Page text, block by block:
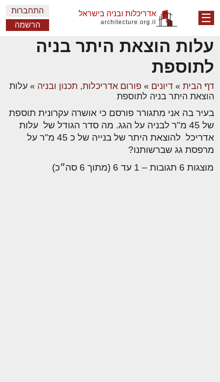
☰ אדריכלות ובניה בישראל
architecture.org.il
התחברות
הרשמה
עלות הוצאת היתר בניה
לתוספת
דף הבית » דיונים » פורום אדריכלות, תכנון ובניה » עלות
הוצאת היתר בניה לתוספת
בעיר בה אני מתגורר פורסם כי אושרה עקרונית תוספת
של 45 מ"ר לבניה על הגג. מה סדר הגודל של עלות
אדריכל להוצאת היתר של בנייה של כ 45 מ"ר על
מרפסת גג שברשותנו?
מוצגות 6 תגובות – 1 עד 6 (מתוך 6 סה״כ)